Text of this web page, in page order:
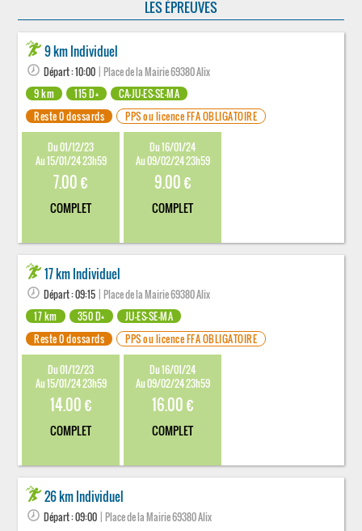
LES ÉPREUVES
9 km Individuel
Départ : 10:00 | Place de la Mairie 69380 Alix
9 km
115 D+
CA-JU-ES-SE-MA
Reste 0 dossards
PPS ou licence FFA OBLIGATOIRE
Du 01/12/23
Au 15/01/24 23h59
7.00 €
COMPLET
Du 16/01/24
Au 09/02/24 23h59
9.00 €
COMPLET
17 km Individuel
Départ : 09:15 | Place de la Mairie 69380 Alix
17 km
350 D+
JU-ES-SE-MA
Reste 0 dossards
PPS ou licence FFA OBLIGATOIRE
Du 01/12/23
Au 15/01/24 23h59
14.00 €
COMPLET
Du 16/01/24
Au 09/02/24 23h59
16.00 €
COMPLET
26 km Individuel
Départ : 09:00 | Place de la Mairie 69380 Alix